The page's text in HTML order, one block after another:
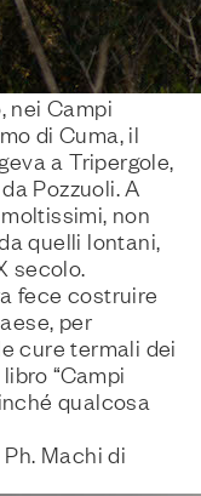
nei Campi
di Cuma, il
a Tripergole,
Pozzuoli. A
non
quelli lontani,
secolo.
fece costruire
per
cure termali dei
“Campi
qualcosa
Machi di